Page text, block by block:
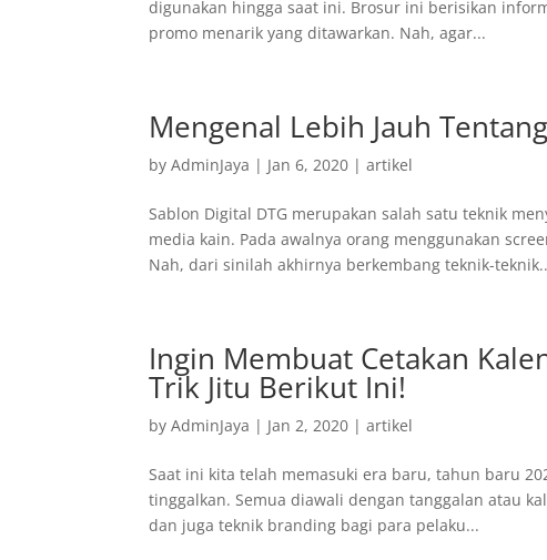
digunakan hingga saat ini. Brosur ini berisikan
promo menarik yang ditawarkan. Nah, agar...
Mengenal Lebih Jauh
byAdminJaya | Jan 6, 2020 |artikel
Sablon Digital DTG merupakan salah satu teknik
media kain. Pada awalnya orang menggunakan
Nah, dari sinilah akhirnya berkembang teknik-
Ingin Membuat Cetakan
Trik Jitu Berikut Ini!
byAdminJaya | Jan 2, 2020 |artikel
Saat ini kita telah memasuki era baru, tahun baru
tinggalkan. Semua diawali dengan tanggalan atau
dan juga teknik branding bagi para pelaku...